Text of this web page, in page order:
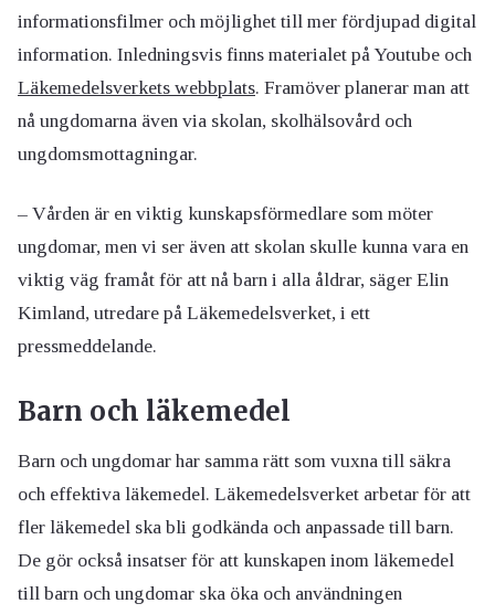
informationsfilmer och möjlighet till mer fördjupad digital
information. Inledningsvis finns materialet på Youtube och
Läkemedelsverkets webbplats. Framöver planerar man att
nå ungdomarna även via skolan, skolhälsovård och
ungdomsmottagningar.
– Vården är en viktig kunskapsförmedlare som möter
ungdomar, men vi ser även att skolan skulle kunna vara en
viktig väg framåt för att nå barn i alla åldrar, säger Elin
Kimland, utredare på Läkemedelsverket, i ett
pressmeddelande.
Barn och läkemedel
Barn och ungdomar har samma rätt som vuxna till säkra
och effektiva läkemedel. Läkemedelsverket arbetar för att
fler läkemedel ska bli godkända och anpassade till barn.
De gör också insatser för att kunskapen inom läkemedel
till barn och ungdomar ska öka och användningen